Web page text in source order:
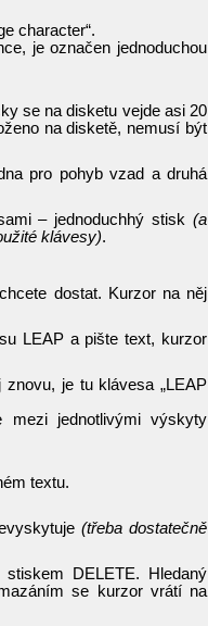
character“.
je označen jednoduchou
se na disketu vejde asi 20
na disketě, nemusí být
pro pohyb vzad a druhá
– jednoduchhý stisk (a
klávesy).
dostat. Kurzor na něj
LEAP a pište text, kurzor
je tu klávesa „LEAP
mezi jednotlivými výskyty
textu.
(třeba dostatečně
DELETE. Hledaný
se kurzor vrátí na